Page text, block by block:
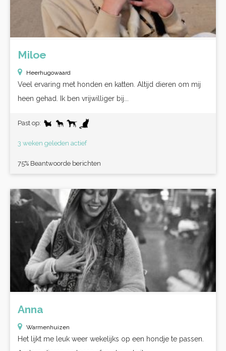
Miloe
Heerhugowaard
Veel ervaring met honden en katten. Altijd dieren om mij
heen gehad. Ik ben vrijwilliger bij...
Past op:
3 weken geleden actief
75% Beantwoorde berichten
Anna
Warmenhuizen
Het lijkt me leuk weer wekelijks op een hondje te passen.